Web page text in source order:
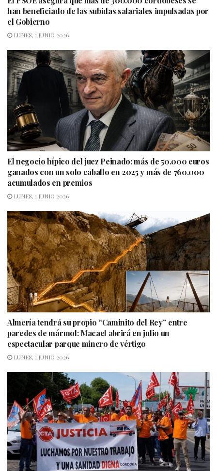
han beneficiado de las subidas salariales impulsadas por
el Gobierno
LUNES, 1 JUNIO 2026
El negocio hípico del juez Peinado: más de 50.000 euros
ganados con un solo caballo en 2025 y más de 760.000
acumulados en premios
LUNES, 1 JUNIO 2026
Almería tendrá su propio “Caminito del Rey” entre
paredes de mármol: Macael abrirá en julio un
espectacular parque minero de vértigo
LUNES, 1 JUNIO 2026